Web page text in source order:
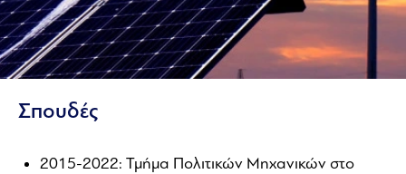
Σπουδές
2015-2022: Τμήμα Πολιτικών Μηχανικών στο